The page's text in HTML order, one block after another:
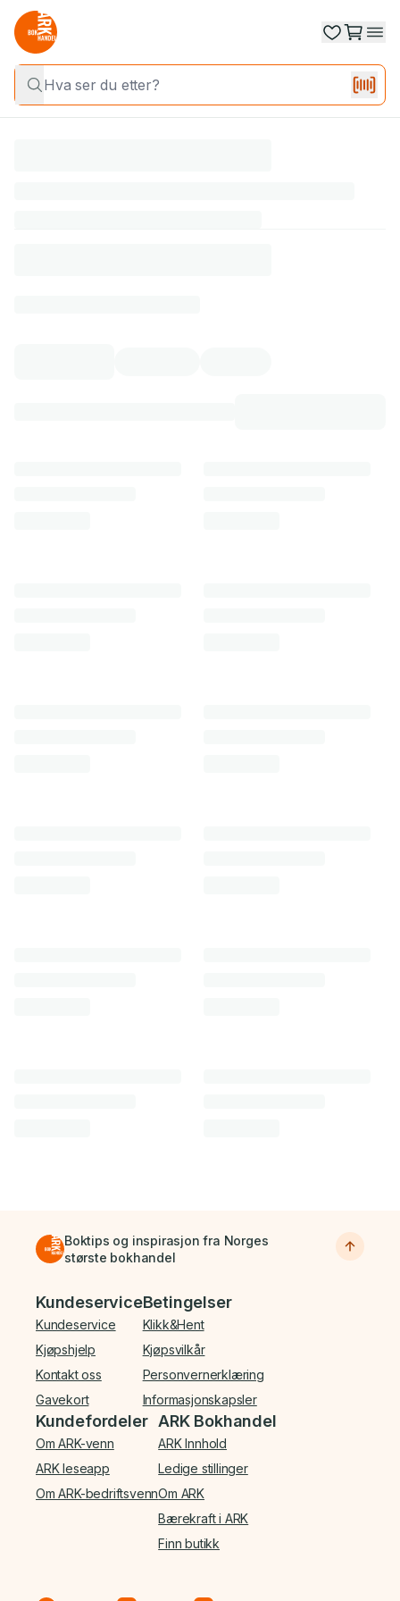
Boktips og inspirasjon fra Norges
største bokhandel
Bunnmeny
Kundeservice
Kundeservice
Kjøpshjelp
Kontakt oss
Gavekort
Betingelser
Klikk&Hent
Kjøpsvilkår
Personvernerklæring
Informasjonskapsler
Kundefordeler
Om ARK-venn
ARK leseapp
Om ARK-bedriftsvenn
ARK Bokhandel
ARK Innhold
Ledige stillinger
Om ARK
Bærekraft i ARK
Finn butikk